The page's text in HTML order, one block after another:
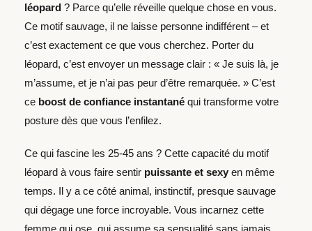
léopard ? Parce qu’elle réveille quelque chose en vous.
Ce motif sauvage, il ne laisse personne indifférent – et
c’est exactement ce que vous cherchez. Porter du
léopard, c’est envoyer un message clair : « Je suis là, je
m’assume, et je n’ai pas peur d’être remarquée. » C’est
ce boost de confiance instantané qui transforme votre
posture dès que vous l’enfilez.
Ce qui fascine les 25-45 ans ? Cette capacité du motif
léopard à vous faire sentir puissante et sexy en même
temps. Il y a ce côté animal, instinctif, presque sauvage
qui dégage une force incroyable. Vous incarnez cette
femme qui ose, qui assume sa sensualité sans jamais